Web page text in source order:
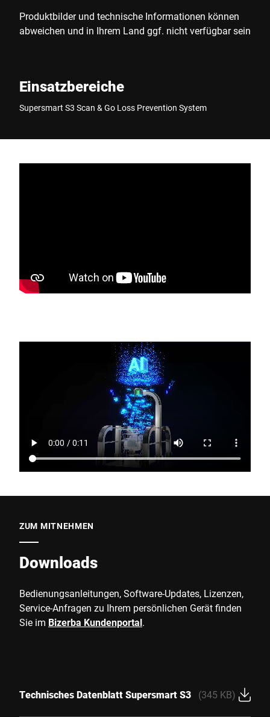
Produktbilder und technische Informationen können
abweichen und in Ihrem Land ggf. nicht verfügbar sein
Einsatzbereiche
Supersmart S3 Scan & Go Loss Prevention System
ZUM MITNEHMEN
Downloads
Bedienungsanleitungen, Software-Updates, Lizenzen,
Service-Anfragen zu Ihrem persönlichen Gerät finden
Sie im Bizerba Kundenportal.
Technisches Datenblatt Supersmart S3 (345 KB)